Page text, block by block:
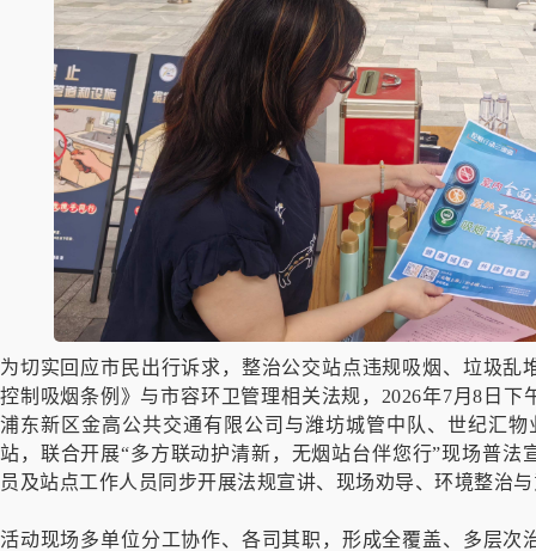
为切实回应市民出行诉求，整治公交站点违规吸烟、垃圾
控制吸烟条例》与市容环卫管理相关法规，2026年7月8日
浦东新区金高公共交通有限公司与潍坊城管中队、世纪汇
站，联合开展“多方联动护清新，无烟站台伴您行”现场普
员及站点工作人员同步开展法规宣讲、现场劝导、环境整治
活动现场多单位分工协作、各司其职，形成全覆盖、多层